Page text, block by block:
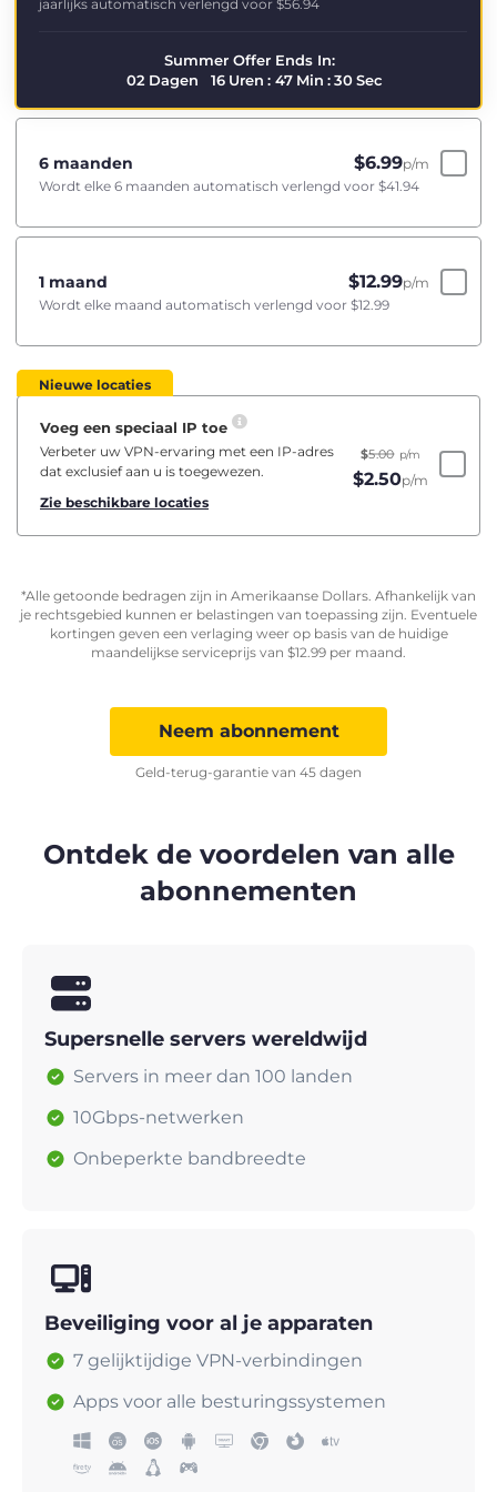
jaarlijks automatisch verlengd voor $56.94
Summer Offer Ends In:
02 Dagen 16 Uren : 47 Min : 29Sec
6 maanden $6.99p/m
Wordt elke 6 maanden automatisch verlengd voor $41.94
1 maand $12.99p/m
Wordt elke maand automatisch verlengd voor $12.99
Nieuwe locaties
Voeg een speciaal IP toe
Verbeter uw VPN-ervaring met een IP-adres
dat exclusief aan u is toegewezen.
Zie beschikbare locaties
$5.00 p/m
$2.50p/m
*Alle getoonde bedragen zijn in Amerikaanse Dollars. Afhankelijk van
je rechtsgebied kunnen er belastingen van toepassing zijn. Eventuele
kortingen geven een verlaging weer op basis van de huidige
maandelijkse serviceprijs van $12.99 per maand.
Neem abonnement
Geld-terug-garantie van 45 dagen
Ontdek de voordelen van alle
abonnementen
Supersnelle servers wereldwijd
Servers in meer dan 100 landen
10Gbps-netwerken
Onbeperkte bandbreedte
Beveiliging voor al je apparaten
7 gelijktijdige VPN-verbindingen
Apps voor alle besturingssystemen